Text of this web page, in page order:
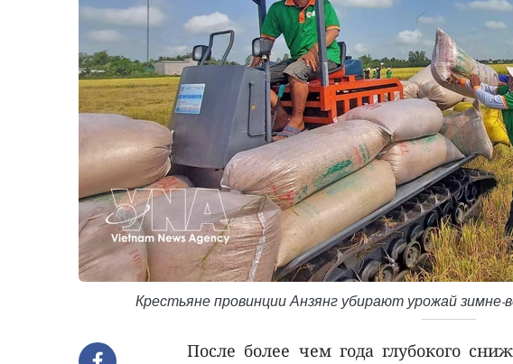
Крестьяне провинции Анзянг убирают урожай
После более чем года глубокого